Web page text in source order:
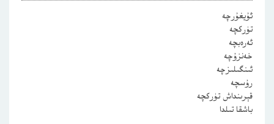
ئۇيغۇرچە
تۈركچە
ئەرەبچە
خەنزۇچە
ئىنگىلىزچە
رۇسچە
قېرىنداش تۈركچە
باشقا تىلدا